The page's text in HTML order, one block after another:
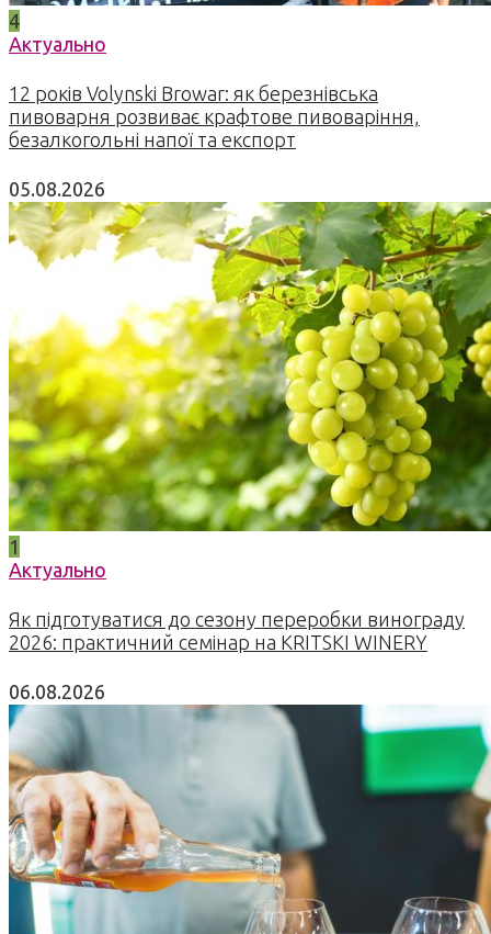
4
Актуально
12 років Volynski Browar: як березнівська
пивоварня розвиває крафтове пивоваріння,
безалкогольні напої та експорт
05.08.2026
1
Актуально
Як підготуватися до сезону переробки винограду
2026: практичний семінар на KRITSKI WINERY
06.08.2026